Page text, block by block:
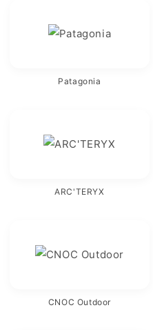
Patagonia
ARC'TERYX
CNOC Outdoor